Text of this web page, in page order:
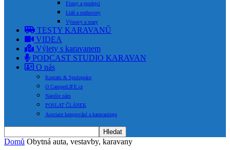
Firmy a prodejci
Lidé a rozhovory
Výstavy a srazy
TESTY KARAVANŮ
VIDEA
Výlety s karavanem
PODCAST STUDIO KARAVAN
O nás
Kontakt & Spolupráce
O CamperLIFE.cz
Napište nám
POSLAT ČLÁNEK
Asociace kempování a karavaningu
Domů Obytná auta, vestavby, karavany